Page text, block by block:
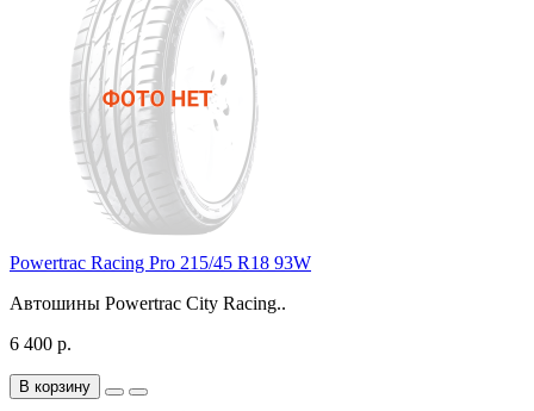
Powertrac Racing Pro 215/45 R18 93W
Автошины Powertrac City Racing..
6 400 р.
В корзину